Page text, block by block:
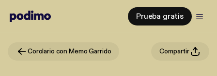
Prueba gratis
Corolario con Memo Garrido Compartir